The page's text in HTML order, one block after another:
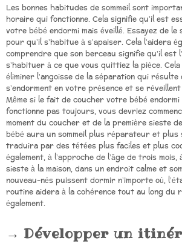
Les bonnes habitudes de sommeil sont
horaire qui fonctionne. Cela signifie qu’il est
votre bébé endormi mais éveillé. Essayez de
pour qu’il s’habitue à s’apaiser. Cela l’aidera
comprendre que son berceau signifie qu’il est
s’habituer à ce que vous quittiez la pièce.
éliminer l’angoisse de la séparation qui résulte
s’endorment en votre présence et se
Même si le fait de coucher votre bébé endormi
fonctionne pas toujours, vous devriez
moment du coucher et de la première sieste
bébé aura un sommeil plus réparateur et plus
traduira par des tétées plus faciles et plus
également, à l’approche de l’âge de trois
sieste à la maison, dans un endroit calme et
nouveau-nés puissent dormir n’importe où,
routine aidera à la cohérence tout au long du
également.
Développer un